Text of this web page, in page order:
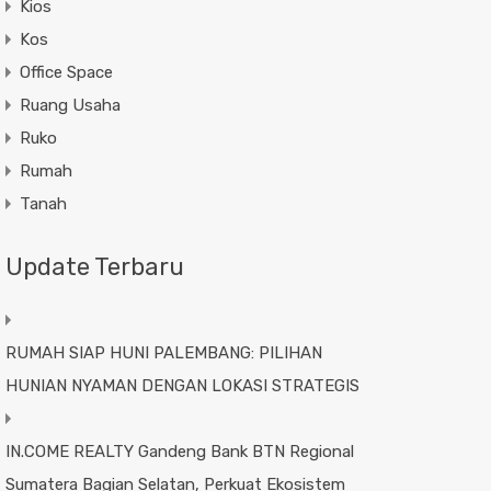
Kios
Kos
Office Space
Ruang Usaha
Ruko
Rumah
Tanah
Update Terbaru
RUMAH SIAP HUNI PALEMBANG: PILIHAN
HUNIAN NYAMAN DENGAN LOKASI STRATEGIS
IN.COME REALTY Gandeng Bank BTN Regional
Sumatera Bagian Selatan, Perkuat Ekosistem